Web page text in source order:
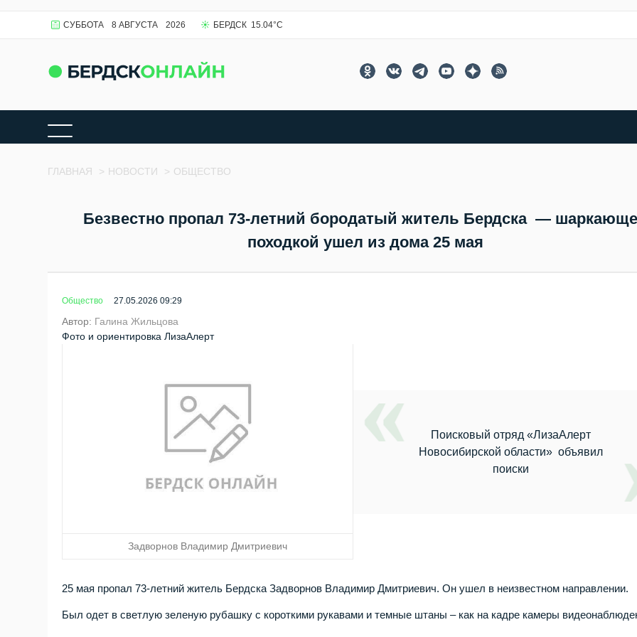
СУББОТА 8 АВГУСТА 2026 БЕРДСК 15.04°C
ГЛАВНАЯ > НОВОСТИ > ОБЩЕСТВО
Безвестно пропал 73-летний бородатый житель Бердска —
походкой ушел из дома 25 мая
Общество 27.05.2026 09:29
Автор: Галина Жильцова
Фото и ориентировка ЛизаАлерт
Задворнов Владимир Дмитриевич
Поисковый отряд «ЛизаАлерт
Новосибирской области» объявил
поиски
25 мая пропал 73-летний житель Бердска Задворнов Владимир Дмитриевич. Он ушел в неизвестном направлении.
Был одет в светлую зеленую рубашку с короткими рукавами и темные штаны – как на кадре камеры